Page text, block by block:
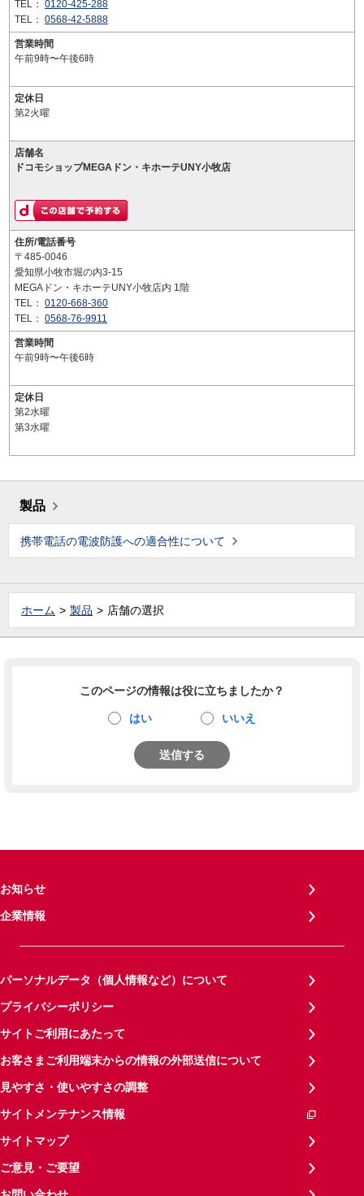
TEL： 0120-425-288
TEL： 0568-42-5888
営業時間
午前9時〜午後6時
定休日
第2火曜
店舗名
ドコモショップMEGAドン・キホーテUNY小牧店
住所/電話番号
〒485-0046
愛知県小牧市堀の内3-15
MEGAドン・キホーテUNY小牧店内 1階
TEL： 0120-668-360
TEL： 0568-76-9911
営業時間
午前9時〜午後6時
定休日
第2水曜
第3水曜
製品
携帯電話の電波防護への適合性について
ホーム 製品 店舗の選択
このページの情報は役に立ちましたか？
はい いいえ
送信する
お知らせ
企業情報
パーソナルデータ（個人情報など）について
プライバシーポリシー
サイトご利用にあたって
お客さまご利用端末からの情報の外部送信について
見やすさ・使いやすさの調整
サイトメンテナンス情報
サイトマップ
ご意見・ご要望